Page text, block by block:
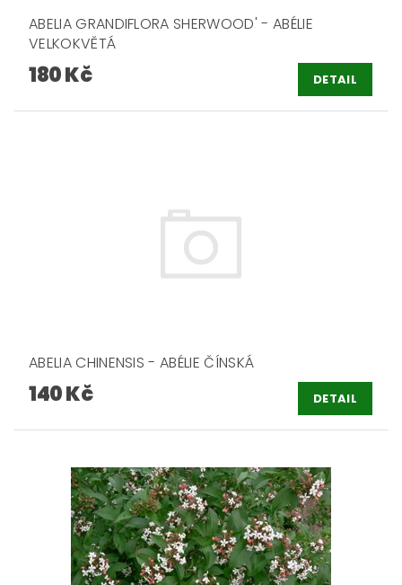
ABELIA GRANDIFLORA SHERWOOD' - ABÉLIE
VELKOKVĚTÁ
180 Kč DETAIL
ABELIA CHINENSIS - ABÉLIE ČÍNSKÁ
140 Kč DETAIL